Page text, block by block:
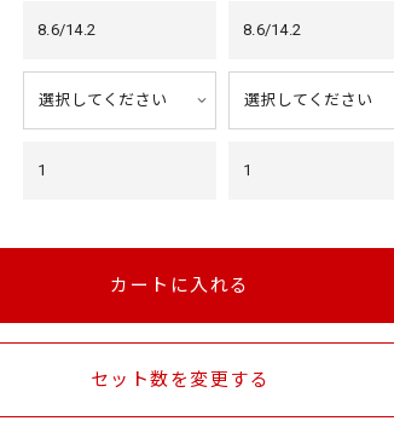
8.6/14.2 8.6/14.2
1 1
カートに入れる
セット数を変更する